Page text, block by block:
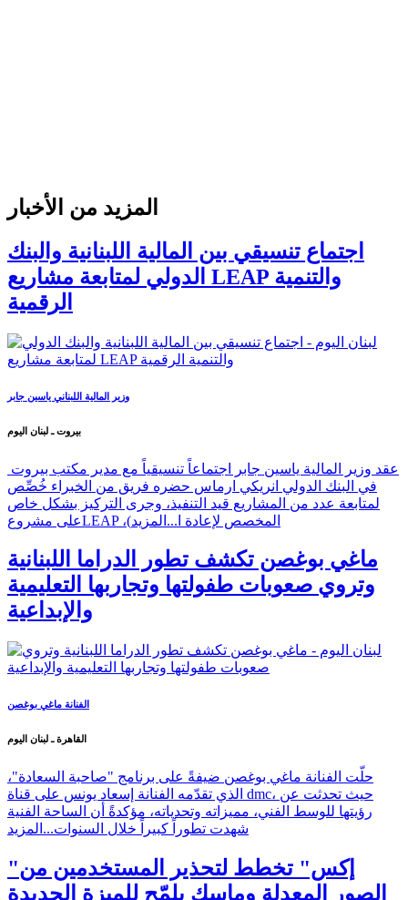
المزيد من الأخبار
اجتماع تنسيقي بين المالية اللبنانية والبنك
الدولي لمتابعة مشاريع LEAP والتنمية
الرقمية
وزير المالية اللبناني ياسين جابر
بيروت ـ لبنان اليوم
في البنك الدولي انريكي ارماس حضره فريق من الخبراء خُصِّص
لمتابعة عدد من المشاريع قيد التنفيذ، وجرى التركيز بشكل خاص
على مشروعLEAP ،(المخصص لإعادة ا... المزيد
ماغي بوغصن تكشف تطور الدراما اللبنانية
وتروي صعوبات طفولتها وتجاربها التعليمية
والإبداعية
الفنانة ماغي بوغصن
القاهرة ـ لبنان اليوم
حلّت الفنانة ماغي بوغصن ضيفةً على برنامج "صاحبة السعادة"،
الذي تقدّمه الفنانة إسعاد يونس على قناة dmc، حيث تحدثت عن
رؤيتها للوسط الفني، مميزاته وتحدياته، مؤكدةً أن الساحة الفنية
شهدت تطوراً كبيراً خلال السنوات... المزيد
"إكس" تخطط لتحذير المستخدمين من
الصور المعدلة وماسك يلمّح للميزة الجديدة